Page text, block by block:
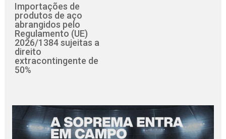
Importações de
produtos de aço
abrangidos pelo
Regulamento (UE)
2026/1384 sujeitas a
direito
extracontingente de
50%